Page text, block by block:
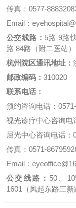
传真：0577-
Email：
公交线路： 5路 9路
路 84路（附二医站）
杭州院区通讯地址：
邮政编码： 310020
联系电话：
预约咨询电话：
视光诊疗中心咨询电
屈光中心咨询电话：
传真：0571-
Email：
公交线路： 50、
1601（凤起东路三新